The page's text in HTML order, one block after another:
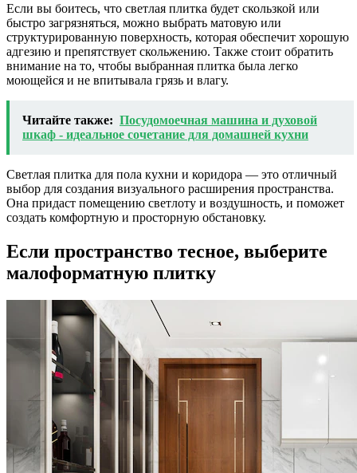
Если вы боитесь, что светлая плитка будет скользкой или
быстро загрязняться, можно выбрать матовую или
структурированную поверхность, которая обеспечит хорошую
адгезию и препятствует скольжению. Также стоит обратить
внимание на то, чтобы выбранная плитка была легко
моющейся и не впитывала грязь и влагу.
Читайте также: Посудомоечная машина и духовой
шкаф - идеальное сочетание для домашней кухни
Светлая плитка для пола кухни и коридора — это отличный
выбор для создания визуального расширения пространства.
Она придаст помещению светлоту и воздушность, и поможет
создать комфортную и просторную обстановку.
Если пространство тесное, выберите
малоформатную плитку